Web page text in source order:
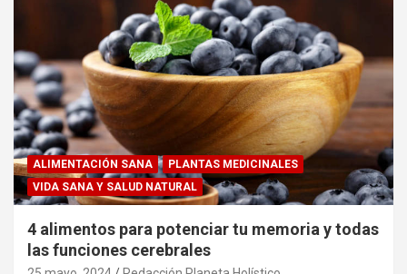
ALIMENTACIÓN SANA
PLANTAS MEDICINALES
VIDA SANA Y SALUD NATURAL
4 alimentos para potenciar tu memoria y todas
las funciones cerebrales